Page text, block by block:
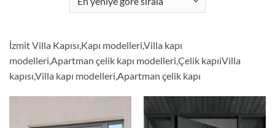
İzmit Villa Kapısı,Kapı modelleri,Villa kapı
modelleri,Apartman çelik kapı modelleri,Çelik kapıiVilla
kapısı,Villa kapı modelleri,Apartman çelik kapı